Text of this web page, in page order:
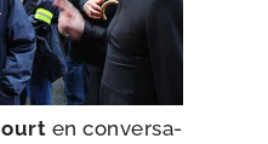
en conver­sa­